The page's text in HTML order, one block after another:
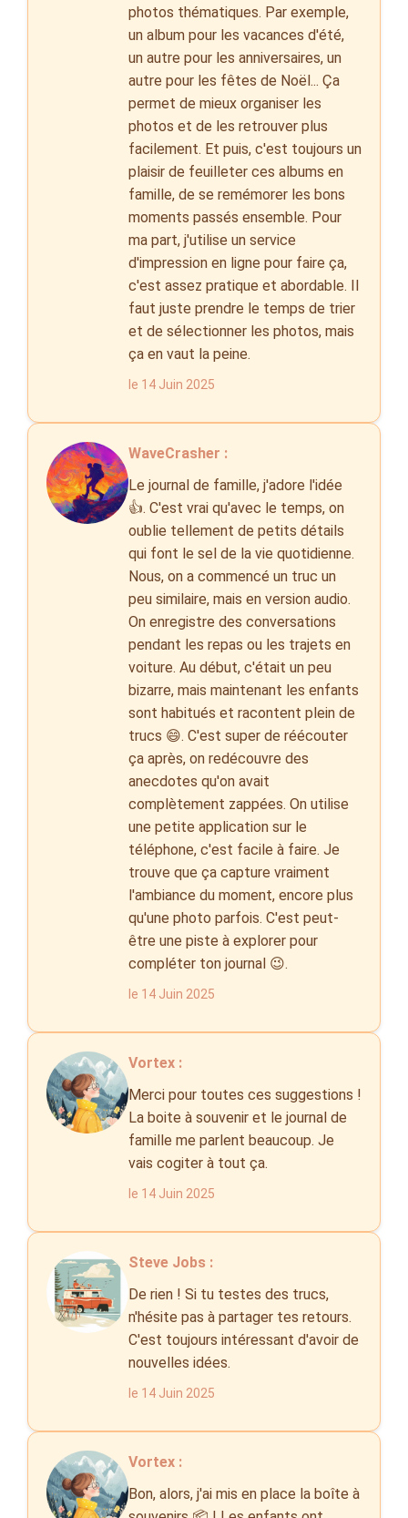
photos thématiques. Par exemple,
un album pour les vacances d'été,
un autre pour les anniversaires, un
autre pour les fêtes de Noël... Ça
permet de mieux organiser les
photos et de les retrouver plus
facilement. Et puis, c'est toujours un
plaisir de feuilleter ces albums en
famille, de se remémorer les bons
moments passés ensemble. Pour
ma part, j'utilise un service
d'impression en ligne pour faire ça,
c'est assez pratique et abordable. Il
faut juste prendre le temps de trier
et de sélectionner les photos, mais
ça en vaut la peine.
le 14 Juin 2025
WaveCrasher :
Le journal de famille, j'adore l'idée
👍. C'est vrai qu'avec le temps, on
oublie tellement de petits détails
qui font le sel de la vie quotidienne.
Nous, on a commencé un truc un
peu similaire, mais en version audio.
On enregistre des conversations
pendant les repas ou les trajets en
voiture. Au début, c'était un peu
bizarre, mais maintenant les enfants
sont habitués et racontent plein de
trucs 😄. C'est super de réécouter
ça après, on redécouvre des
anecdotes qu'on avait
complètement zappées. On utilise
une petite application sur le
téléphone, c'est facile à faire. Je
trouve que ça capture vraiment
l'ambiance du moment, encore plus
qu'une photo parfois. C'est peut-
être une piste à explorer pour
compléter ton journal 😉.
le 14 Juin 2025
Vortex :
Merci pour toutes ces suggestions !
La boite à souvenir et le journal de
famille me parlent beaucoup. Je
vais cogiter à tout ça.
le 14 Juin 2025
Steve Jobs :
De rien ! Si tu testes des trucs,
n'hésite pas à partager tes retours.
C'est toujours intéressant d'avoir de
nouvelles idées.
le 14 Juin 2025
Vortex :
Bon, alors, j'ai mis en place la boîte à